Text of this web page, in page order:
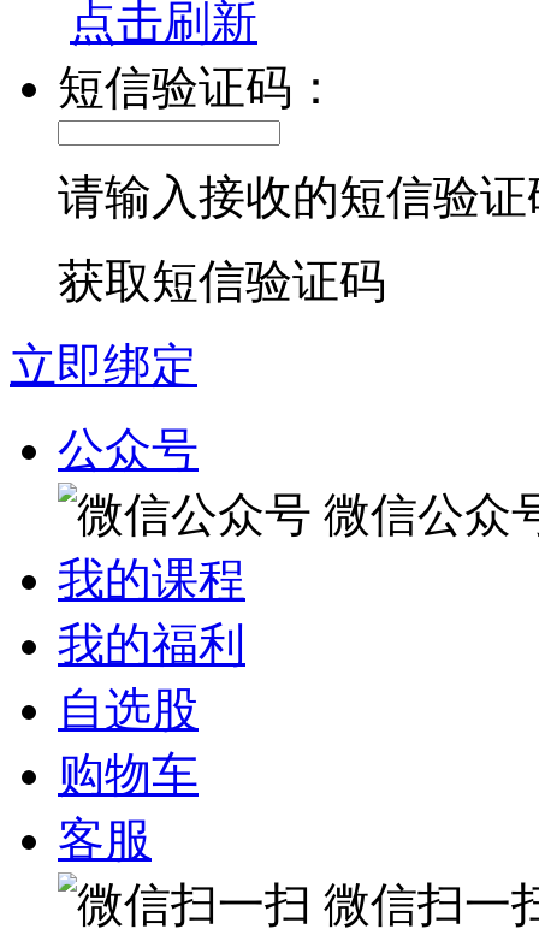
点击刷新
短信验证码：
请输入接收的短信验证
获取短信验证码
立即绑定
公众号
微信公众
我的课程
我的福利
自选股
购物车
客服
微信扫一